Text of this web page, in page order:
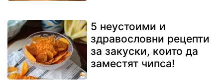
5 неустоими и
здравословни рецепти
за закуски, които да
заместят чипса!